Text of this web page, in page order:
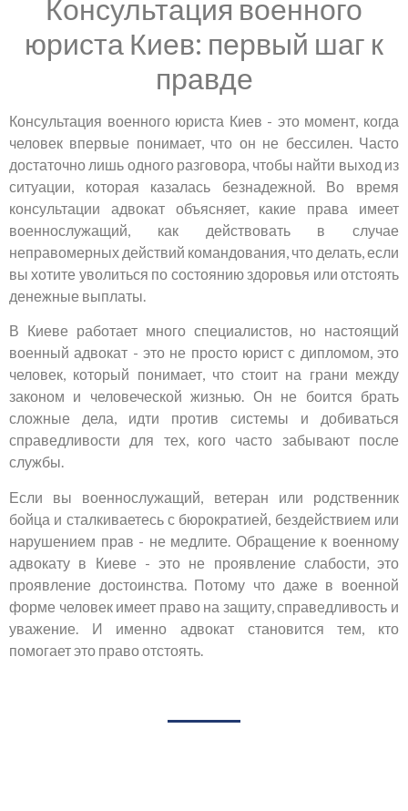
Консультация военного
юриста Киев: первый шаг к
правде
Консультация военного юриста Киев - это момент, когда
человек впервые понимает, что он не бессилен. Часто
достаточно лишь одного разговора, чтобы найти выход из
ситуации, которая казалась безнадежной. Во время
консультации адвокат объясняет, какие права имеет
военнослужащий, как действовать в случае
неправомерных действий командования, что делать, если
вы хотите уволиться по состоянию здоровья или отстоять
денежные выплаты.
В Киеве работает много специалистов, но настоящий
военный адвокат - это не просто юрист с дипломом, это
человек, который понимает, что стоит на грани между
законом и человеческой жизнью. Он не боится брать
сложные дела, идти против системы и добиваться
справедливости для тех, кого часто забывают после
службы.
Если вы военнослужащий, ветеран или родственник
бойца и сталкиваетесь с бюрократией, бездействием или
нарушением прав - не медлите. Обращение к военному
адвокату в Киеве - это не проявление слабости, это
проявление достоинства. Потому что даже в военной
форме человек имеет право на защиту, справедливость и
уважение. И именно адвокат становится тем, кто
помогает это право отстоять.